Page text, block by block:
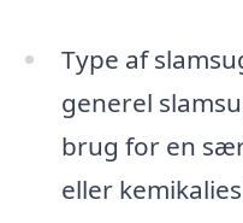
Type af
generel
brug for en
eller